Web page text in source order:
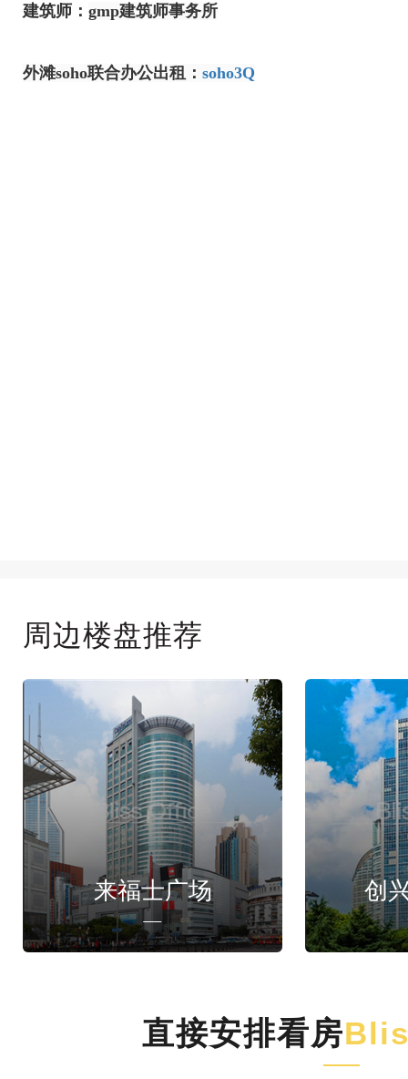
建筑师： gmp建筑师事务所
外滩soho联合办公出租： soho3Q
周边楼盘推荐
来福士广场 创
直接安排看房